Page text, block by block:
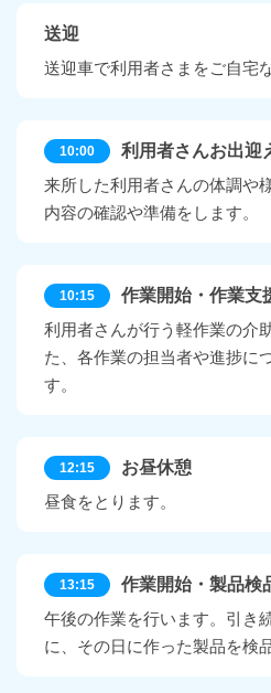
送迎
送迎車で利用者さまをご自宅
10:00
利用者さんお出迎
来所した利用者さんの体調や
内容の確認や準備をします。
10:15
作業開始・作業支
利用者さんが行う軽作業の介
た、各作業の担当者や進捗に
す。
12:15
お昼休憩
昼食をとります。
13:15
作業開始・製品検
午後の作業を行います。引き
に、その日に作った製品を検